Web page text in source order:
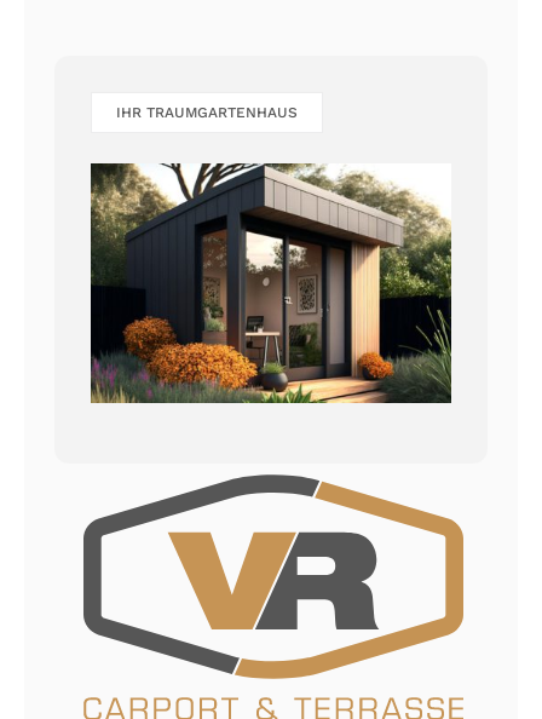
Referenzgalerie
Kontakt
Datenschutzerklärung
Impressum
IHR TRAUMGARTENHAUS